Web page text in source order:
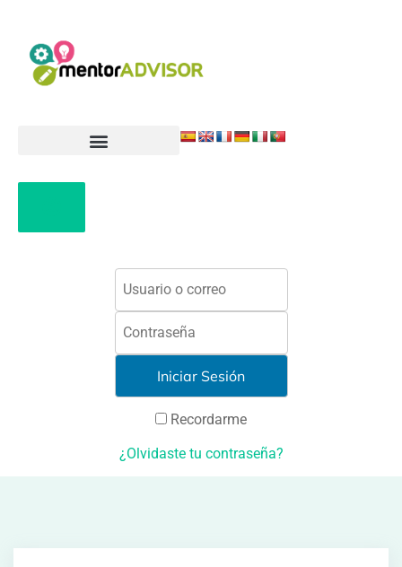
Recordarme
¿Olvidaste tu contraseña?